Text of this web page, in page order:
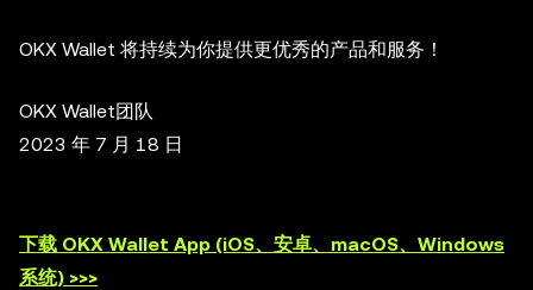
OKX Wallet 将持续为你提供更优秀的产品和服务！
OKX Wallet团队
2023 年 7 月 18 日
下载 OKX Wallet App (iOS、安卓、macOS、Windows
系统) >>>